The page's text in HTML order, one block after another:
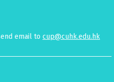
email to cup@cuhk.edu.hk